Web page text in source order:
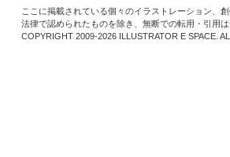
ここに掲載されている個々のイラストレーション、
法律で認められたものを除き、無断での転用・引用
COPYRIGHT 2009-2026 ILLUSTRATOR E SPACE.